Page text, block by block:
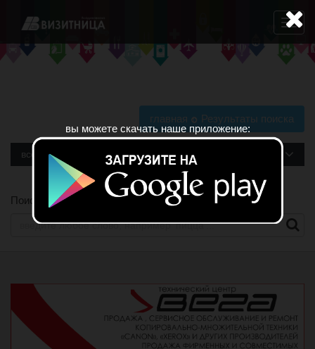
главная Результаты поиска
все рубрики
Поиск по сайту
вы можете скачать наше приложение: